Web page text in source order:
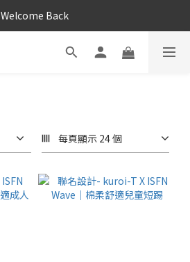
Welcome Back
每頁顯示 24 個